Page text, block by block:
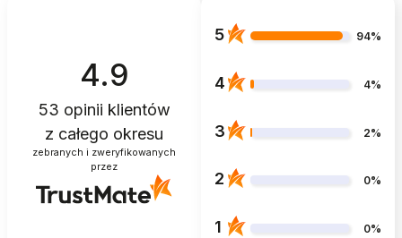
4.9
53 opinii klientów
z całego okresu
zebranych i zweryfikowanych
przez
5 94%
4 4%
3 2%
2 0%
1 0%